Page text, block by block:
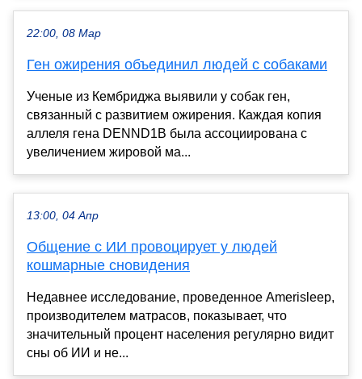
22:00, 08 Мар
Ген ожирения объединил людей с собаками
Ученые из Кембриджа выявили у собак ген,
связанный с развитием ожирения. Каждая копия
аллеля гена DENND1B была ассоциирована с
увеличением жировой ма...
13:00, 04 Апр
Общение с ИИ провоцирует у людей
кошмарные сновидения
Недавнее исследование, проведенное Amerisleep,
производителем матрасов, показывает, что
значительный процент населения регулярно видит
сны об ИИ и не...